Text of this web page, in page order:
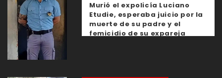
Murió el expolicía Luciano
Etudie, esperaba juicio por la
muerte de su padre y el
femicidio de su expareja